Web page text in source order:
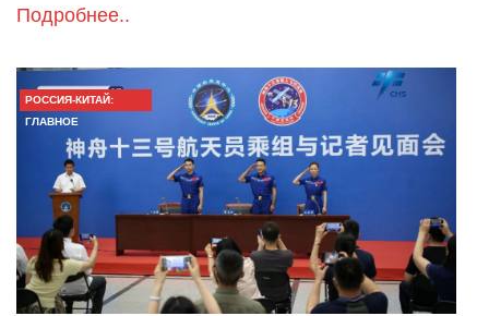
Подробнее..
РОССИЯ-КИТАЙ:
ГЛАВНОЕ